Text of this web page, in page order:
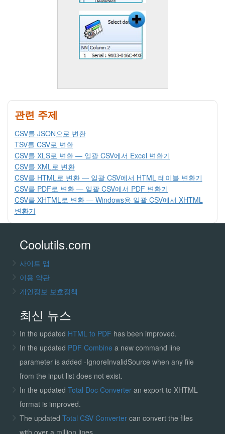
관련 주제
CSV를 JSON으로 변환
TSV를 CSV로 변환
CSV를 XLS로 변환 — 일괄 CSV에서 Excel 변환기
CSV를 XML로 변환
CSV를 HTML로 변환 — 일괄 CSV에서 HTML 테이블 변환기
CSV를 PDF로 변환 — 일괄 CSV에서 PDF 변환기
CSV를 XHTML로 변환 — Windows용 일괄 CSV에서 XHTML
변환기
Coolutils.com
사이트 맵
이용 약관
개인정보 보호정책
최신 뉴스
In the updated HTML to PDF has been improved.
In the updated PDF Combine a new command line
parameter is added -IgnoreInvalidSource when any file
from the input list does not exist.
In the updated Total Doc Converter an export to XHTML
format is improved.
The updated Total CSV Convertercan convert the files
with over a million lines.